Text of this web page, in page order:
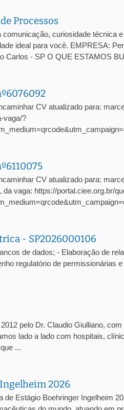
Processos
curiosidade técnica
ideal para você. EMPRESA:
Carlos - SP O QUE ESTAMOS
CV atualizado para:
vaga/?
CV atualizado para:
vaga: https://portal.ciee.org.br/
- SP2026000106
de dados; - Elaboração de
regulatório de permissionárias
pelo Dr. Claudio Giulliano,
lado a lado com hospitais,
...
2026
Estágio Boehringer Ingelheim